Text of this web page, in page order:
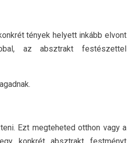
tények helyett inkább elvont
az absztrakt festészettel
Ezt megteheted otthon vagy a